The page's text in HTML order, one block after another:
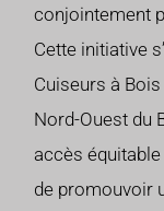
conjointement
Cette initiative
Cuiseurs à
Nord-Ouest du
accès
de promouvoir